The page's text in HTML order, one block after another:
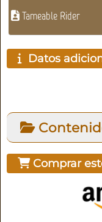
Tameable Rider
Datos
Comprar